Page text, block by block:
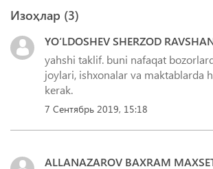
Изоҳлар (3)
YO‘LDOSHEV SHERZOD
yahshi taklif. buni nafaqat
joylari, ishxonalar va maktablarda
kerak.
7 Сентябрь 2019, 15:18
ALLANAZAROV BAXRAM